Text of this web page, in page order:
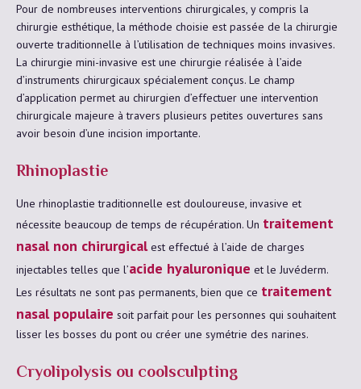
Pour de nombreuses interventions chirurgicales, y compris la
chirurgie esthétique, la méthode choisie est passée de la chirurgie
ouverte traditionnelle à l’utilisation de techniques moins invasives.
La chirurgie mini-invasive est une chirurgie réalisée à l’aide
d’instruments chirurgicaux spécialement conçus. Le champ
d’application permet au chirurgien d’effectuer une intervention
chirurgicale majeure à travers plusieurs petites ouvertures sans
avoir besoin d’une incision importante.
Rhinoplastie
Une rhinoplastie traditionnelle est douloureuse, invasive et
nécessite beaucoup de temps de récupération. Un traitement
nasal non chirurgicalest effectué à l’aide de charges
injectables telles que l’acide hyaluronique et le Juvéderm.
Les résultats ne sont pas permanents, bien que ce traitement
nasal populaire soit parfait pour les personnes qui souhaitent
lisser les bosses du pont ou créer une symétrie des narines.
Cryolipolysis ou coolsculpting